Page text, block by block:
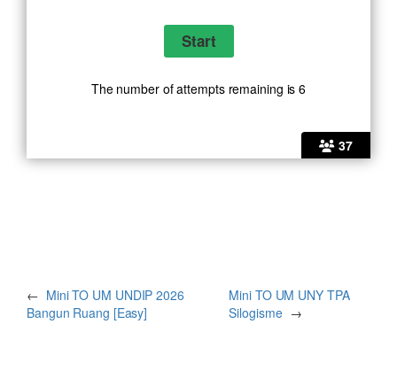
37
The number of attempts remaining is 6
← Mini TO UM UNDIP 2026
Bangun Ruang [Easy]
Mini TO UM UNY TPA
Silogisme →